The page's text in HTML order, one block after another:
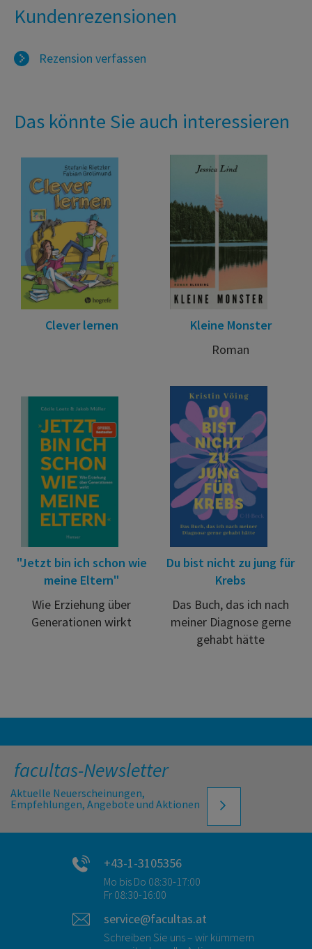
Kundenrezensionen
Rezension verfassen
Das könnte Sie auch interessieren
Clever lernen
Kleine Monster
Roman
"Jetzt bin ich schon wie
meine Eltern"
Wie Erziehung über
Generationen wirkt
Du bist nicht zu jung für
Krebs
Das Buch, das ich nach
meiner Diagnose gerne
gehabt hätte
facultas-Newsletter
Aktuelle Neuerscheinungen,
Empfehlungen, Angebote und Aktionen
+43-1-3105356
Mo bis Do 08:30-17:00
Fr 08:30-16:00
service@facultas.at
Schreiben Sie uns – wir kümmern